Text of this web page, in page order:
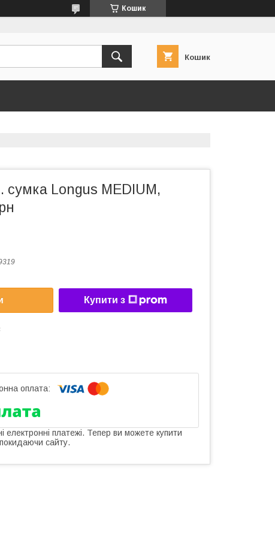
Кошик
Кошик
сумка Longus MEDIUM,
Купити з
електронні платежі. Тепер ви можете купити
сайту.